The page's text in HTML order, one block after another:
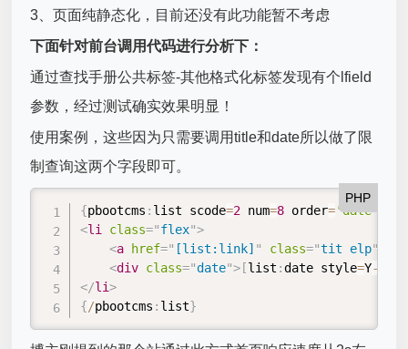
3、页面纯静态化，目前还没有此功能暂不考虑
下面针对前台调用代码进行分析下：
通过查找手册公共标签-其他格式化标签发现有个lfield
参数，经过测试确实效果明显！
使用案例，这些因为只需要调用title和date所以做了限
制查询这两个字段即可。
PHP
{pbootcms : list scode=2 num=8 order='date
<li class="flex">
<a href=" [list:link] " class="tit elp"
<div class="date">[list :date style=Y-
</li>
{/pbootcms : list}